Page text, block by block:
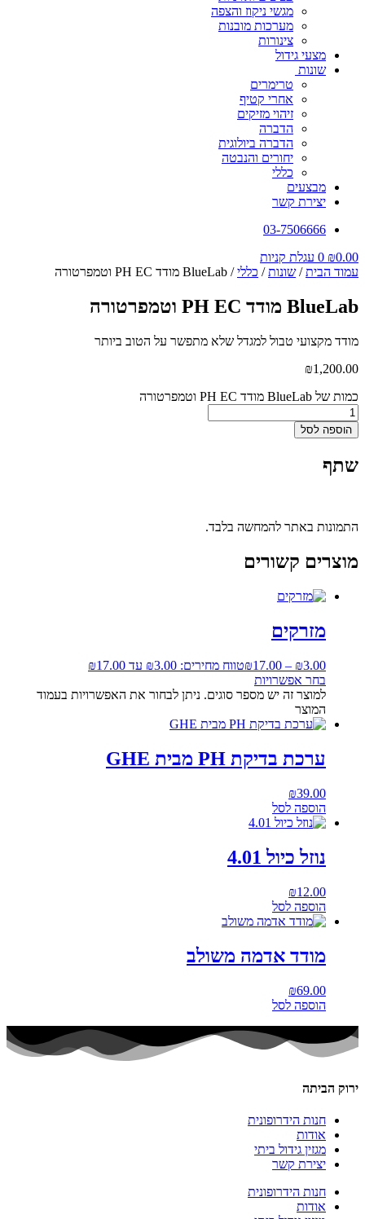
מגשי ניקוז והצפה
מערכות מובנות
צינורות
מצעי גידול
שונות
טרימרים
אחרי קטיף
זיהוי מזיקים
הדברה
הדברה ביולוגית
יחורים והנבטה
כללי
מבצעים
יצירת קשר
03-7506666
₪0.00
0 עגלת קניות
עמוד הבית/ שונות/ כללי/ BlueLab מודד PH EC וטמפרטורה
BlueLab מודד PH EC וטמפרטורה
מודד מקצועי טבול למגדל שלא מתפשר על הטוב ביותר
₪1,200.00
כמות של BlueLab מודד PH EC וטמפרטורה
הוספה לסל
שתף
התמונות באתר להמחשה בלבד.
מוצרים קשורים
מזרקים
₪3.00
–
₪17.00
טווח מחירים: ⁦₪3.00⁩ עד ⁦₪17.00⁩
בחר אפשרויות
למוצר זה יש מספר סוגים. ניתן לבחור את האפשרויות בעמוד
המוצר
ערכת בדיקת PH מבית GHE
₪39.00
הוספה לסל
נוזל כיול 4.01
₪12.00
הוספה לסל
מודד אדמה משולב
₪69.00
הוספה לסל
ירוק הביתה
חנות הידרופונית
אודות
מגזין גידול ביתי
יצירת קשר
חנות הידרופונית
אודות